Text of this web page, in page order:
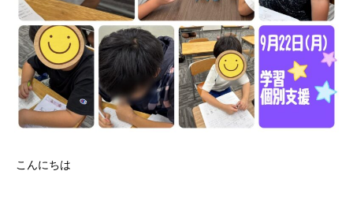
こんにちは